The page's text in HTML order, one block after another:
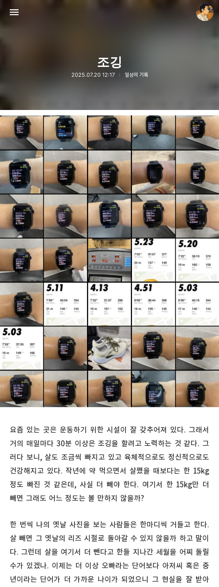
조깅
2025.07.20 12:17 일상의 기록
요즘 있는 곳은 운동하기 위한 시설이 잘 갖추어져 있다. 그래서
거의 매일마다 30분 이상은 조깅을 할려고 노력하는 것 같다. 그
러다 보니, 살도 조금씩 빠지고 있고 육체적으로도 정신적으로도
건강해지고 있다. 작년에 약 먹으면서 살쪘을 때보다는 한 15kg
정도 빠진 것 같은데, 사실 더 빼야 한다. 여기서 한 15kg만 더
빼면 그래도 어느 정도는 볼 만하지 않을까?
한 번씩 나의 옛날 사진을 보는 사람들은 한마디씩 거들고 한다.
살 빼면 그 옛날의 리즈 시절로 돌아갈 수 있지 않을까 하고 말이
다. 그런데 살을 여기서 더 뺀다고 한들 지나간 세월을 어찌 돌릴
수가 있겠나. 이제는 더 이상 오빠라는 단어보다 아저씨 혹은 중
년이라는 단어가 더 가까운 나이가 되었으니 그 현실을 잘 받아
thebravepost.com
안난98